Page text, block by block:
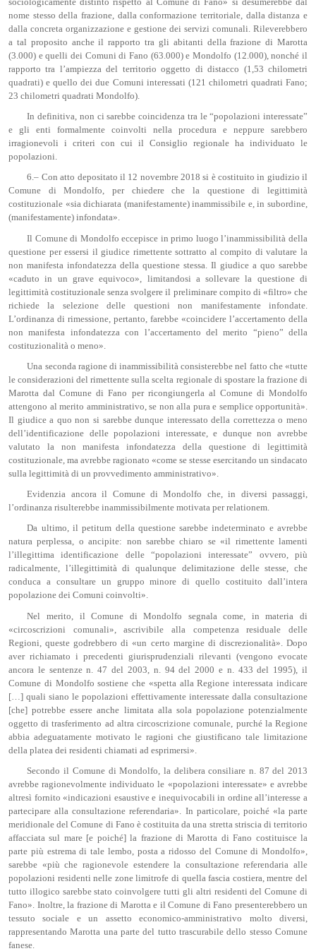
sociologicamente distinto rispetto al Comune di Fano» si desumerebbe dal
nome stesso della frazione, dalla conformazione territoriale, dalla distanza e
dalla concreta organizzazione e gestione dei servizi comunali. Rileverebbero
a tal proposito anche il rapporto tra gli abitanti della frazione di Marotta
(3.000) e quelli dei Comuni di Fano (63.000) e Mondolfo (12.000), nonché il
rapporto tra l’ampiezza del territorio oggetto di distacco (1,53 chilometri
quadrati) e quello dei due Comuni interessati (121 chilometri quadrati Fano;
23 chilometri quadrati Mondolfo).
In definitiva, non ci sarebbe coincidenza tra le “popolazioni interessate”
e gli enti formalmente coinvolti nella procedura e neppure sarebbero
irragionevoli i criteri con cui il Consiglio regionale ha individuato le
popolazioni.
6.– Con atto depositato il 12 novembre 2018 si è costituito in giudizio il
Comune di Mondolfo, per chiedere che la questione di legittimità
costituzionale «sia dichiarata (manifestamente) inammissibile e, in subordine,
(manifestamente) infondata».
Il Comune di Mondolfo eccepisce in primo luogo l’inammissibilità della
questione per essersi il giudice rimettente sottratto al compito di valutare la
non manifesta infondatezza della questione stessa. Il giudice a quo sarebbe
«caduto in un grave equivoco», limitandosi a sollevare la questione di
legittimità costituzionale senza svolgere il preliminare compito di «filtro» che
richiede la selezione delle questioni non manifestamente infondate.
L’ordinanza di rimessione, pertanto, farebbe «coincidere l’accertamento della
non manifesta infondatezza con l’accertamento del merito “pieno” della
costituzionalità o meno».
Una seconda ragione di inammissibilità consisterebbe nel fatto che «tutte
le considerazioni del rimettente sulla scelta regionale di spostare la frazione di
Marotta dal Comune di Fano per ricongiungerla al Comune di Mondolfo
attengono al merito amministrativo, se non alla pura e semplice opportunità».
Il giudice a quo non si sarebbe dunque interessato della correttezza o meno
dell’identificazione delle popolazioni interessate, e dunque non avrebbe
valutato la non manifesta infondatezza della questione di legittimità
costituzionale, ma avrebbe ragionato «come se stesse esercitando un sindacato
sulla legittimità di un provvedimento amministrativo».
Evidenzia ancora il Comune di Mondolfo che, in diversi passaggi,
l’ordinanza risulterebbe inammissibilmente motivata per relationem.
Da ultimo, il petitum della questione sarebbe indeterminato e avrebbe
natura perplessa, o ancipite: non sarebbe chiaro se «il rimettente lamenti
l’illegittima identificazione delle “popolazioni interessate” ovvero, più
radicalmente, l’illegittimità di qualunque delimitazione delle stesse, che
conduca a consultare un gruppo minore di quello costituito dall’intera
popolazione dei Comuni coinvolti».
Nel merito, il Comune di Mondolfo segnala come, in materia di
«circoscrizioni comunali», ascrivibile alla competenza residuale delle
Regioni, queste godrebbero di «un certo margine di discrezionalità». Dopo
aver richiamato i precedenti giurisprudenziali rilevanti (vengono evocate
ancora le sentenze n. 47 del 2003, n. 94 del 2000 e n. 433 del 1995), il
Comune di Mondolfo sostiene che «spetta alla Regione interessata indicare
[…] quali siano le popolazioni effettivamente interessate dalla consultazione
[che] potrebbe essere anche limitata alla sola popolazione potenzialmente
oggetto di trasferimento ad altra circoscrizione comunale, purché la Regione
abbia adeguatamente motivato le ragioni che giustificano tale limitazione
della platea dei residenti chiamati ad esprimersi».
Secondo il Comune di Mondolfo, la delibera consiliare n. 87 del 2013
avrebbe ragionevolmente individuato le «popolazioni interessate» e avrebbe
altresì fornito «indicazioni esaustive e inequivocabili in ordine all’interesse a
partecipare alla consultazione referendaria». In particolare, poiché «la parte
meridionale del Comune di Fano è costituita da una stretta striscia di territorio
affacciata sul mare [e poiché] la frazione di Marotta di Fano costituisce la
parte più estrema di tale lembo, posta a ridosso del Comune di Mondolfo»,
sarebbe «più che ragionevole estendere la consultazione referendaria alle
popolazioni residenti nelle zone limitrofe di quella fascia costiera, mentre del
tutto illogico sarebbe stato coinvolgere tutti gli altri residenti del Comune di
Fano». Inoltre, la frazione di Marotta e il Comune di Fano presenterebbero un
tessuto sociale e un assetto economico-amministrativo molto diversi,
rappresentando Marotta una parte del tutto trascurabile dello stesso Comune
fanese.